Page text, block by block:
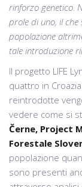
rinforzo genetico.
prole di uno, il
popolazione
tale introduzione
Il progetto LIFE
quattro in
reintrodotte
vedere come si
Černe, Project
Forestale
popolazione
sono presenti